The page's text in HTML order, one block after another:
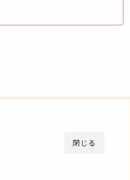
閉じる